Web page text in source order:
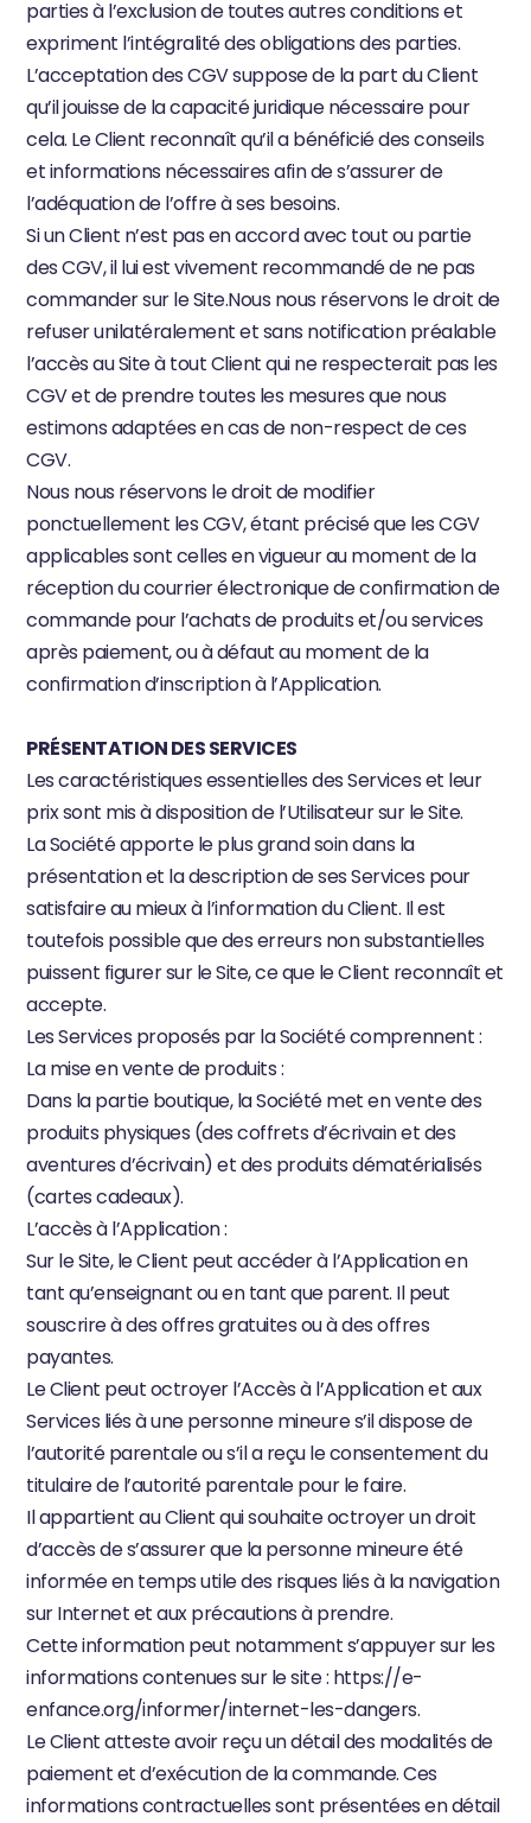
parties à l’exclusion de toutes autres conditions et
expriment l’intégralité des obligations des parties.
L’acceptation des CGV suppose de la part du Client
qu’il jouisse de la capacité juridique nécessaire pour
cela. Le Client reconnaît qu’il a bénéficié des conseils
et informations nécessaires afin de s’assurer de
l’adéquation de l’offre à ses besoins.
Si un Client n’est pas en accord avec tout ou partie
des CGV, il lui est vivement recommandé de ne pas
commander sur le Site.Nous nous réservons le droit de
refuser unilatéralement et sans notification préalable
l’accès au Site à tout Client qui ne respecterait pas les
CGV et de prendre toutes les mesures que nous
estimons adaptées en cas de non-respect de ces
CGV.
Nous nous réservons le droit de modifier
ponctuellement les CGV, étant précisé que les CGV
applicables sont celles en vigueur au moment de la
réception du courrier électronique de confirmation de
commande pour l’achats de produits et/ou services
après paiement, ou à défaut au moment de la
confirmation d’inscription à l’Application.
PRÉSENTATION DES SERVICES
Les caractéristiques essentielles des Services et leur
prix sont mis à disposition de l’Utilisateur sur le Site.
La Société apporte le plus grand soin dans la
présentation et la description de ses Services pour
satisfaire au mieux à l’information du Client. Il est
toutefois possible que des erreurs non substantielles
puissent figurer sur le Site, ce que le Client reconnaît et
accepte.
Les Services proposés par la Société comprennent :
La mise en vente de produits :
Dans la partie boutique, la Société met en vente des
produits physiques (des coffrets d’écrivain et des
aventures d’écrivain) et des produits dématérialisés
(cartes cadeaux).
L’accès à l’Application :
Sur le Site, le Client peut accéder à l’Application en
tant qu’enseignant ou en tant que parent. Il peut
souscrire à des offres gratuites ou à des offres
payantes.
Le Client peut octroyer l’Accès à l’Application et aux
Services liés à une personne mineure s’il dispose de
l’autorité parentale ou s’il a reçu le consentement du
titulaire de l’autorité parentale pour le faire.
Il appartient au Client qui souhaite octroyer un droit
d’accès de s’assurer que la personne mineure été
informée en temps utile des risques liés à la navigation
sur Internet et aux précautions à prendre.
Cette information peut notamment s’appuyer sur les
informations contenues sur le site : https://e-
enfance.org/informer/internet-les-dangers.
Le Client atteste avoir reçu un détail des modalités de
paiement et d’exécution de la commande. Ces
informations contractuelles sont présentées en détail